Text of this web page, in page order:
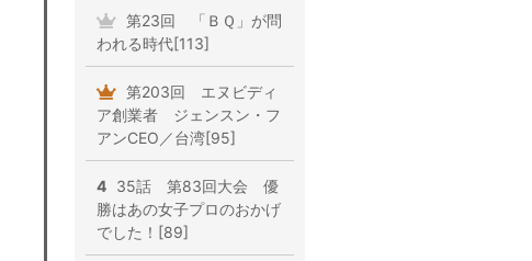
第23回 「ＢＱ」が問
われる時代[113]
第203回 エヌビディ
ア創業者 ジェンスン・フ
アンCEO／台湾[95]
4 35話 第83回大会 優
勝はあの女子プロのおかげ
でした！[89]